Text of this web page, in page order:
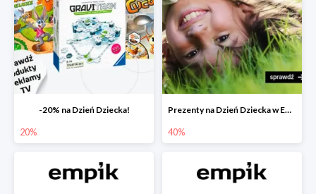
-20% na Dzień Dziecka!
20%
Prezenty na Dzień Dziecka w Empiku do -40%
40%